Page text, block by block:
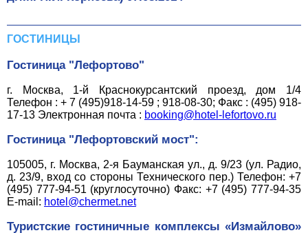
ГОСТИНИЦЫ
Гостиница "Лефортово"
г. Москва, 1-й Краснокурсантский проезд, дом 1/4
Телефон : + 7 (495)918-14-59 ; 918-08-30; Факс : (495) 918-
17-13 Электронная почта : booking@hotel-lefortovo.ru
Гостиница "Лефортовский мост":
105005, г. Москва, 2-я Бауманская ул., д. 9/23 (ул. Радио,
д. 23/9, вход со стороны Технического пер.) Телефон: +7
(495) 777-94-51 (круглосуточно) Факс: +7 (495) 777-94-35
E-mail: hotel@chermet.net
Туристские гостиничные комплексы «Измайлово»